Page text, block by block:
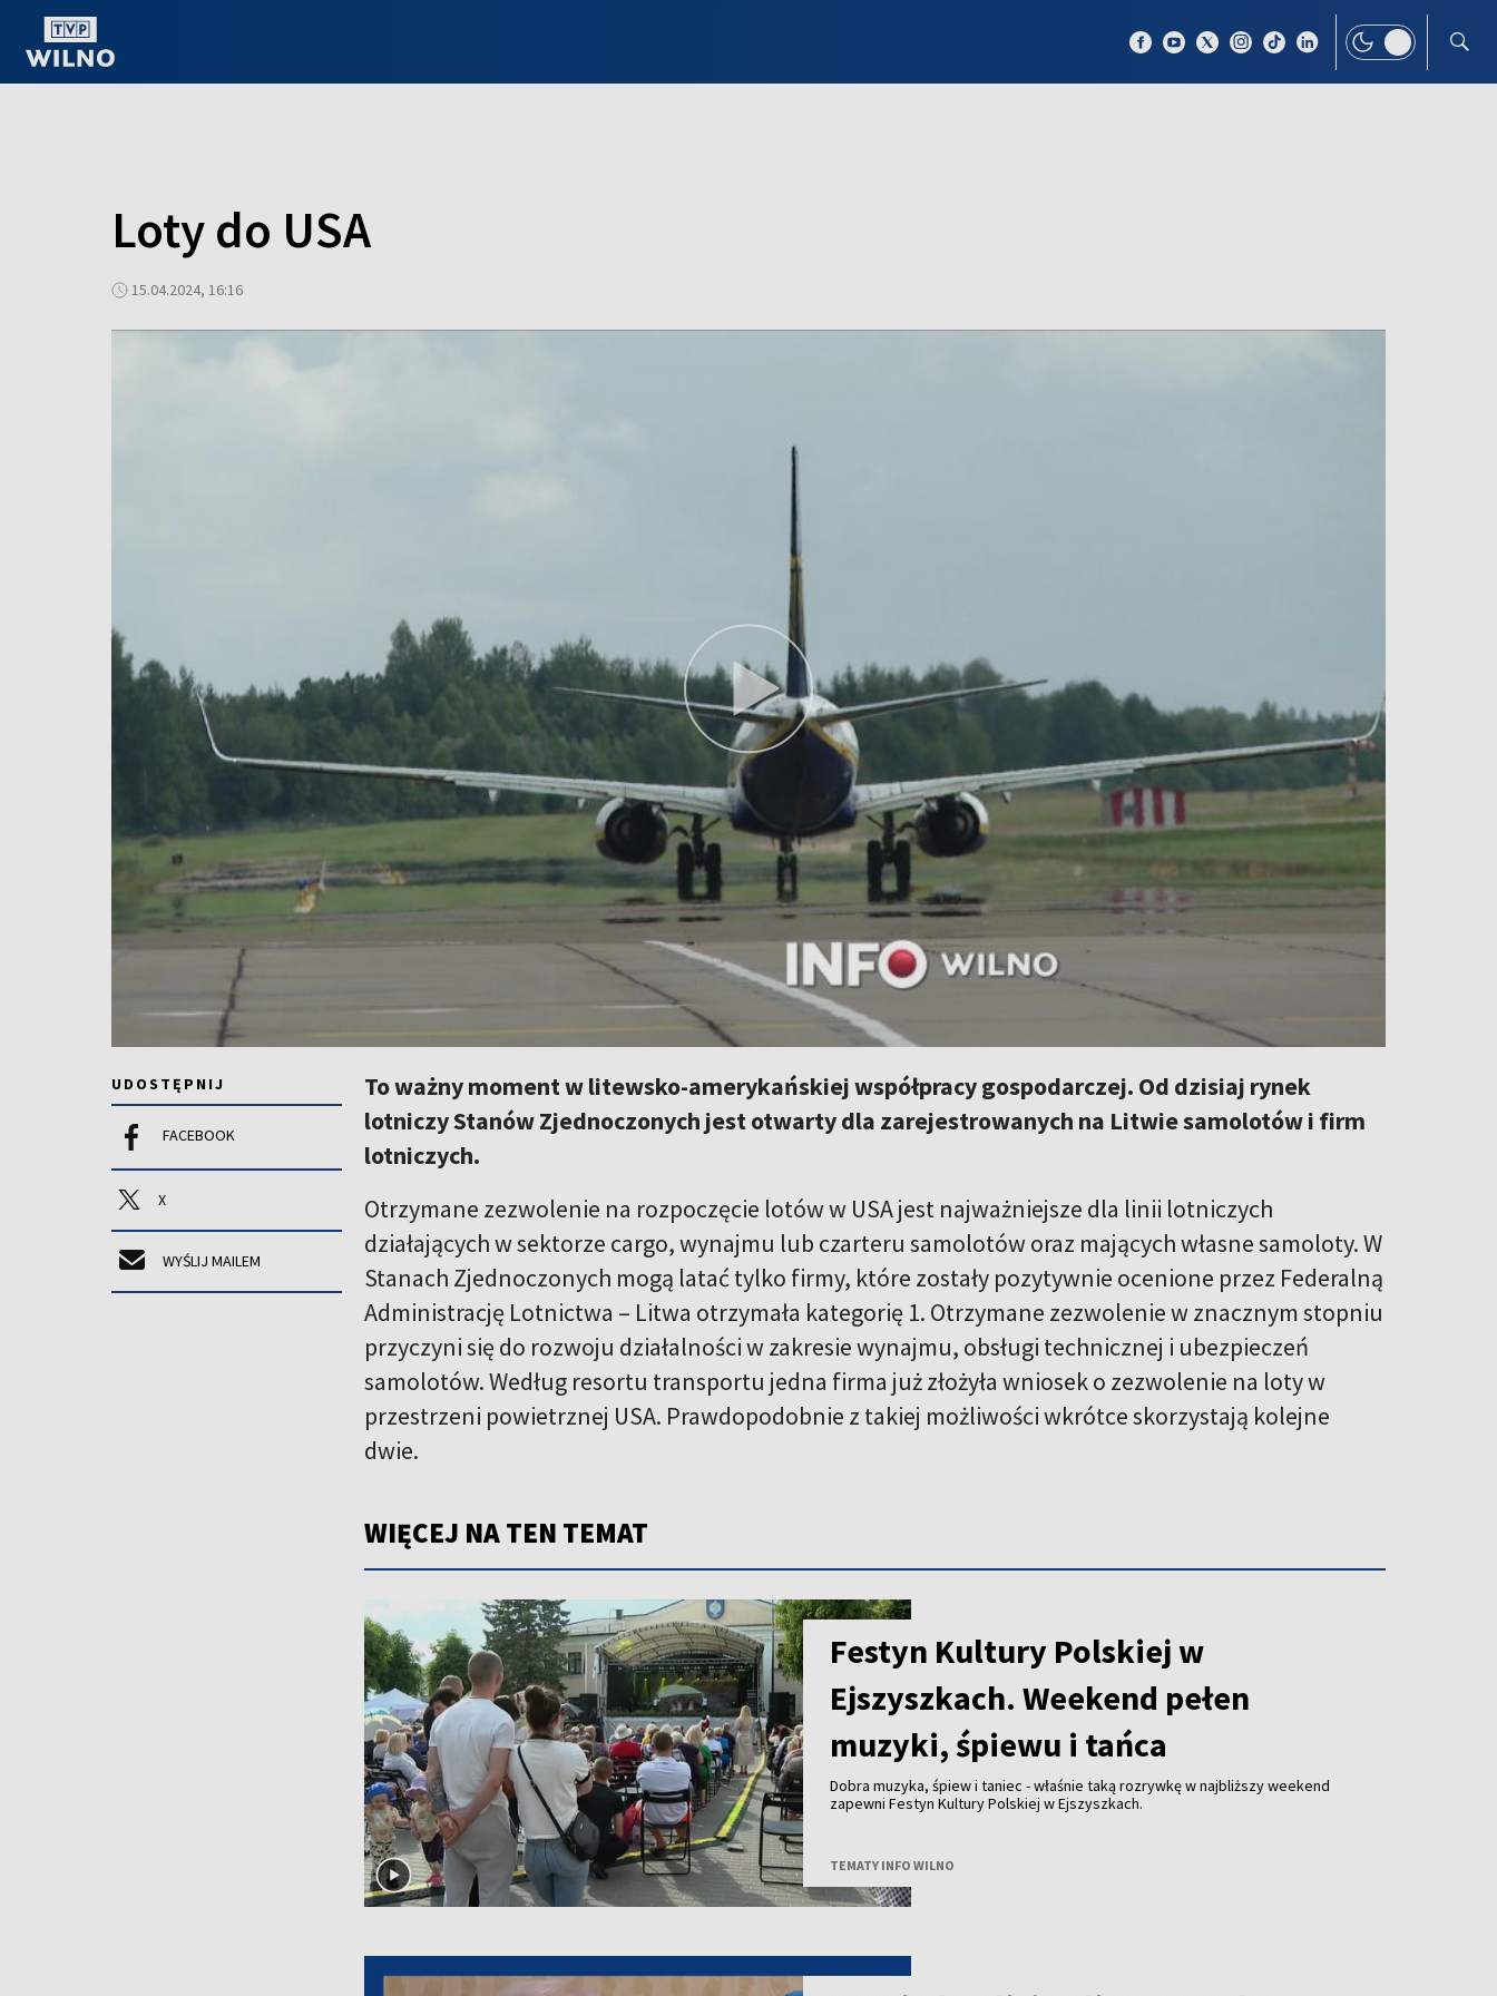
Loty do USA
15.04.2024, 16:16
UDOSTĘPNIJ
FACEBOOK
X
WYŚLIJ MAILEM
To ważny moment w litewsko-amerykańskiej współpracy gospodarczej. Od dzisiaj rynek
lotniczy Stanów Zjednoczonych jest otwarty dla zarejestrowanych na Litwie samolotów i firm
lotniczych.
Otrzymane zezwolenie na rozpoczęcie lotów w USA jest najważniejsze dla linii lotniczych
działających w sektorze cargo, wynajmu lub czarteru samolotów oraz mających własne samoloty. W
Stanach Zjednoczonych mogą latać tylko firmy, które zostały pozytywnie ocenione przez Federalną
Administrację Lotnictwa – Litwa otrzymała kategorię 1. Otrzymane zezwolenie w znacznym stopniu
przyczyni się do rozwoju działalności w zakresie wynajmu, obsługi technicznej i ubezpieczeń
samolotów. Według resortu transportu jedna firma już złożyła wniosek o zezwolenie na loty w
przestrzeni powietrznej USA. Prawdopodobnie z takiej możliwości wkrótce skorzystają kolejne
dwie.
WIĘCEJ NA TEN TEMAT
Festyn Kultury Polskiej w
Ejszyszkach. Weekend pełen
muzyki, śpiewu i tańca
Dobra muzyka, śpiew i taniec - właśnie taką rozrywkę w najbliższy weekend
zapewni Festyn Kultury Polskiej w Ejszyszkach.
TEMATY INFO WILNO